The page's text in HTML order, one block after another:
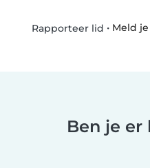
Rapporteer lid • Meld
Ben je er